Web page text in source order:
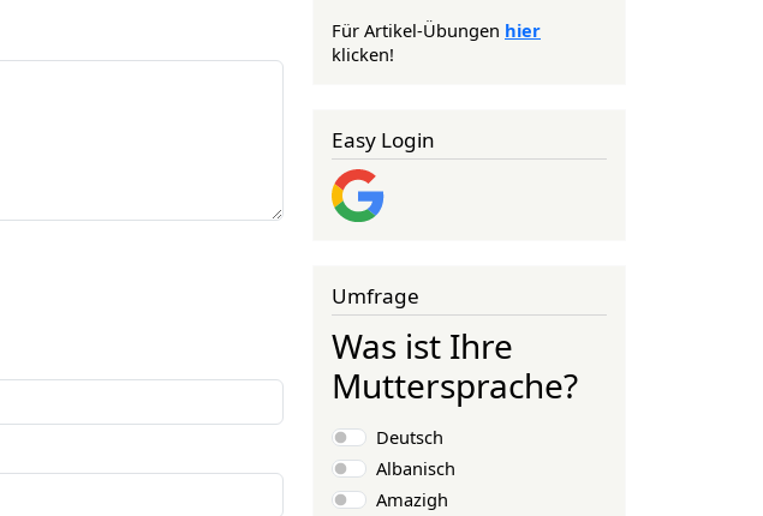
Für Artikel-Übungen hier
klicken!
Easy Login
Umfrage
Was ist Ihre
Muttersprache?
Auswahlmöglichkeiten
Deutsch
Albanisch
Amazigh